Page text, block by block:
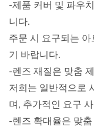
-제품 커버 및 파우
니다.
주문 시 요구되는 아
기 바랍니다.
-렌즈 재질은 맞춤
저희는 일반적으로
며, 추가적인 요구
-렌즈 확대율은 맞